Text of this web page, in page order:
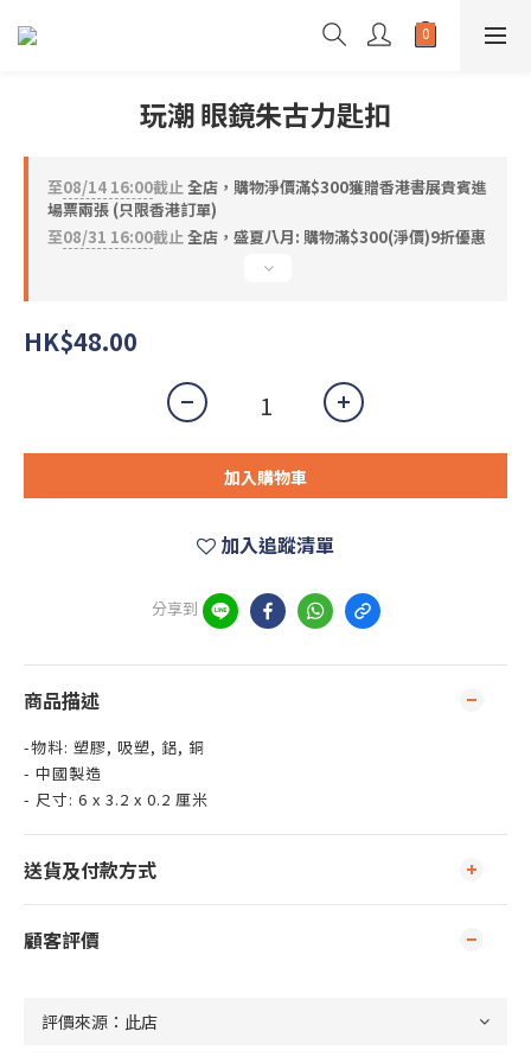
玩潮 眼鏡朱古力匙扣
至08/14 16:00截止全店，購物淨價滿$300獲贈香港書展貴賓進
場票兩張 (只限香港訂單)
至08/31 16:00截止全店，盛夏八月: 購物滿$300(淨價)9折優惠
HK$48.00
加入購物車
加入追蹤清單
分享到
商品描述
-物料: 塑膠, 吸塑, 鋁, 銅
- 中國製造
- 尺寸: 6 x 3.2 x 0.2 厘米
送貨及付款方式
顧客評價